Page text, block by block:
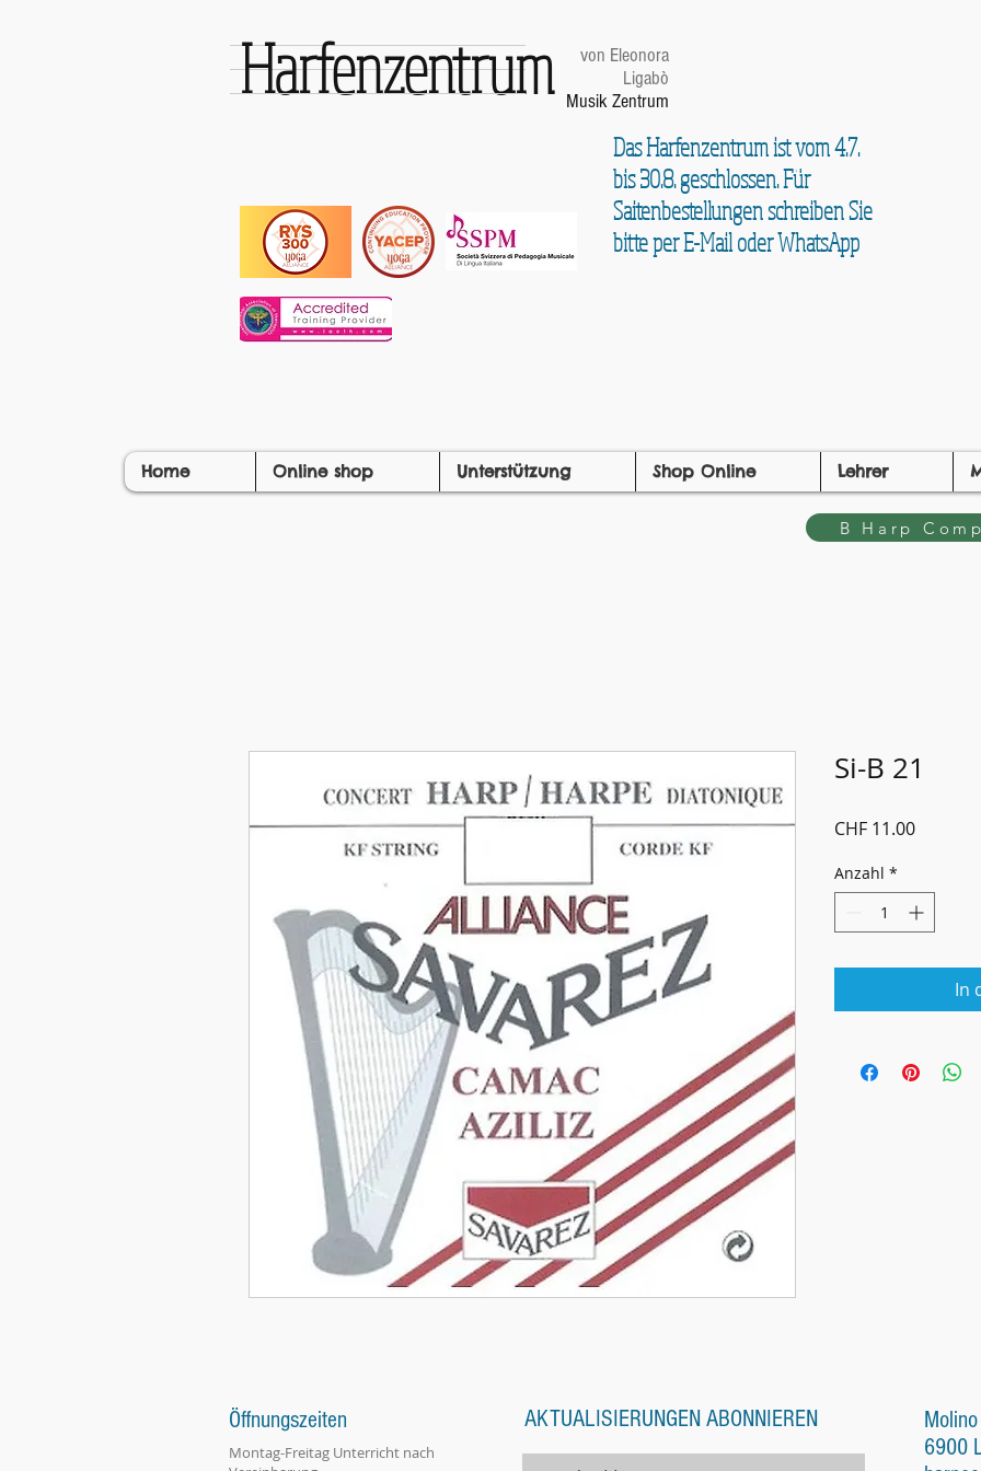
Harfenzentrum
von Eleonora
Ligabò
Musik Zentrum
Das Harfenzentrum ist vom 4.7.
bis 30.8. geschlossen. Für
Saitenbestellungen schreiben Sie
bitte per E-Mail oder WhatsApp
Home Online shop Unterstützung Shop Online Lehrer
B Harp
Si-B 21
CHF 11.00Preis
Anzahl *
In
Öffnungszeiten
Montag-Freitag Unterricht nach
AKTUALISIERUNGEN ABONNIEREN
6900